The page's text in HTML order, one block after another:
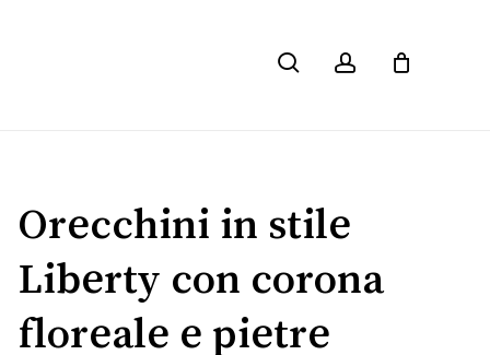
search account
Orecchini in stile
Liberty con corona
floreale e pietre
“Orecchini in stile Liberty